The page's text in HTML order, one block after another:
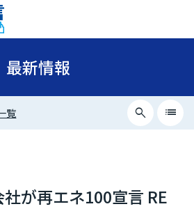
最新情報
覧 search list
が再エネ100宣言 RE